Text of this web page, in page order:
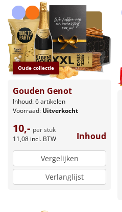
Oude collectie
Gouden Genot
Inhoud: 6 artikelen
Voorraad: Uitverkocht
10,- per stuk
11,08 incl. BTW Inhoud
Vergelijken
Verlanglijst